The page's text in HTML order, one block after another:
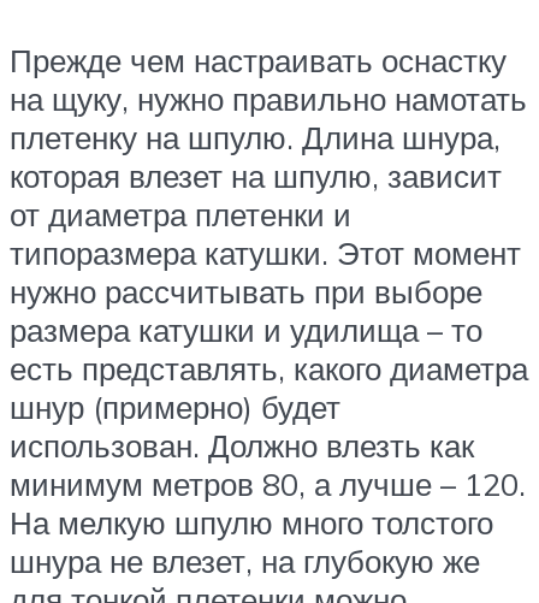
Прежде чем настраивать оснастку
на щуку, нужно правильно намотать
плетенку на шпулю. Длина шнура,
которая влезет на шпулю, зависит
от диаметра плетенки и
типоразмера катушки. Этот момент
нужно рассчитывать при выборе
размера катушки и удилища – то
есть представлять, какого диаметра
шнур (примерно) будет
использован. Должно влезть как
минимум метров 80, а лучше – 120.
На мелкую шпулю много толстого
шнура не влезет, на глубокую же